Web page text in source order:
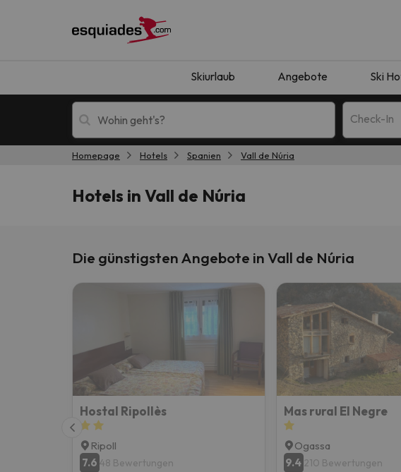
Skiurlaub Angebote Ski
Check-In
Oops, wir haben keine Ergebnisse gefunden, die Ihrer Suche
Es sieht so aus, als hätte sich unser Sucher verirrt. Sobald er
Homepage Hotels Spanien Vall de Núria
Hotels in Vall de Núria
Die günstigsten Angebote in Vall de Núria
Hostal Ripollès
Ripoll
7.6 48 Bewertungen
Mas rural El Negre
Ogassa
9.4 210 Bewertungen